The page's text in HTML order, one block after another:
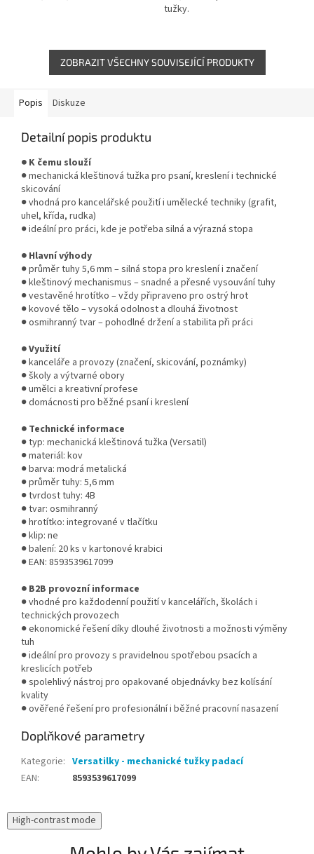
tužky.
ZOBRAZIT VŠECHNY SOUVISEJÍCÍ PRODUKTY
Popis Diskuze
Detailní popis produktu
● K čemu slouží
● mechanická kleštinová tužka pro psaní, kreslení i technické
skicování
● vhodná pro kancelářské použití i umělecké techniky (grafit,
uhel, křída, rudka)
● ideální pro práci, kde je potřeba silná a výrazná stopa
● Hlavní výhody
● průměr tuhy 5,6 mm – silná stopa pro kreslení i značení
● kleštinový mechanismus – snadné a přesné vysouvání tuhy
● vestavěné hrotítko – vždy připraveno pro ostrý hrot
● kovové tělo – vysoká odolnost a dlouhá životnost
● osmihranný tvar – pohodlné držení a stabilita při práci
● Využití
● kanceláře a provozy (značení, skicování, poznámky)
● školy a výtvarné obory
● umělci a kreativní profese
● domácnosti pro běžné psaní i kreslení
● Technické informace
● typ: mechanická kleštinová tužka (Versatil)
● materiál: kov
● barva: modrá metalická
● průměr tuhy: 5,6 mm
● tvrdost tuhy: 4B
● tvar: osmihranný
● hrotítko: integrované v tlačítku
● klip: ne
● balení: 20 ks v kartonové krabici
● EAN: 8593539617099
● B2B provozní informace
● vhodné pro každodenní použití v kancelářích, školách i
technických provozech
● ekonomické řešení díky dlouhé životnosti a možnosti výměny
tuh
● ideální pro provozy s pravidelnou spotřebou psacích a
kreslicích potřeb
● spolehlivý nástroj pro opakované objednávky bez kolísání
kvality
● ověřené řešení pro profesionální i běžné pracovní nasazení
Doplňkové parametry
Kategorie: Versatilky - mechanické tužky padací
EAN: 8593539617099
High-contrast mode